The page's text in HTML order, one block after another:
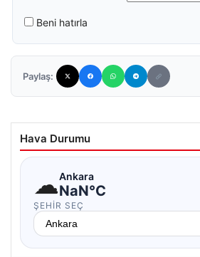
Beni hatırla
Paylaş:
Hava Durumu
☁Ankara
NaN°C
ŞEHIR SEÇ